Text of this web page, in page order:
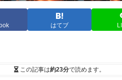
はてブ
この記事は約23分で読めます。